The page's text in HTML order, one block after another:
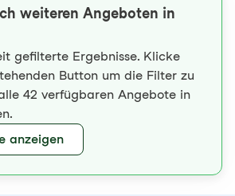
weiteren Angeboten in
gefilterte Ergebnisse. Klicke
Button um die Filter zu
42 verfügbaren Angebote in
anzeigen